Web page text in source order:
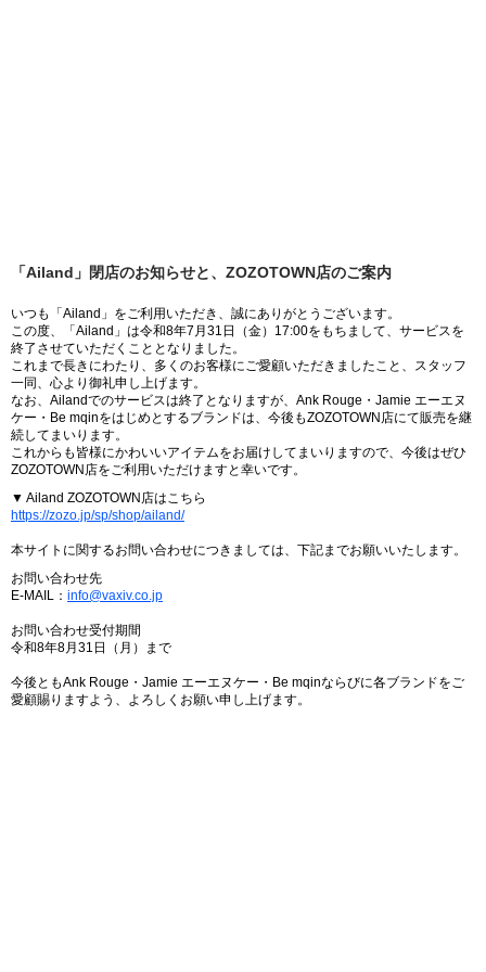
「Ailand」閉店のお知らせと、ZOZOTOWN店のご案内
いつも「Ailand」をご利用いただき、誠にありがとうございます。
この度、「Ailand」は令和8年7月31日（金）17:00をもちまして、サービスを
終了させていただくこととなりました。
これまで長きにわたり、多くのお客様にご愛顧いただきましたこと、スタッフ
一同、心より御礼申し上げます。
なお、Ailandでのサービスは終了となりますが、Ank Rouge・Jamie エーエヌ
ケー・Be mqinをはじめとするブランドは、今後もZOZOTOWN店にて販売を継
続してまいります。
これからも皆様にかわいいアイテムをお届けしてまいりますので、今後はぜひ
ZOZOTOWN店をご利用いただけますと幸いです。
▼ Ailand ZOZOTOWN店はこちら
https://zozo.jp/sp/shop/ailand/
本サイトに関するお問い合わせにつきましては、下記までお願いいたします。
お問い合わせ先
E-MAIL： info@vaxiv.co.jp
お問い合わせ受付期間
令和8年8月31日（月）まで
今後ともAnk Rouge・Jamie エーエヌケー・Be mqinならびに各ブランドをご
愛顧賜りますよう、よろしくお願い申し上げます。